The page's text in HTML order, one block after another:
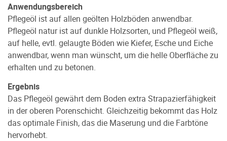
Anwendungsbereich
Pﬂegeöl ist auf allen geölten Holzböden anwendbar.
Pflegeöl naturist auf dunkle Holzsorten, und Pflegeöl weiß,
auf helle, evtl. gelaugte Böden wie Kiefer, Esche und Eiche
anwendbar, wenn man wünscht, um die helle Oberfläche zu
erhalten und zu betonen.
Ergebnis
Das Pﬂegeöl gewährt dem Boden extra Strapazierfähigkeit
in der oberen Porenschicht. Gleichzeitig bekommt das Holz
das optimale Finish, das die Maserung und die Farbtöne
hervorhebt.